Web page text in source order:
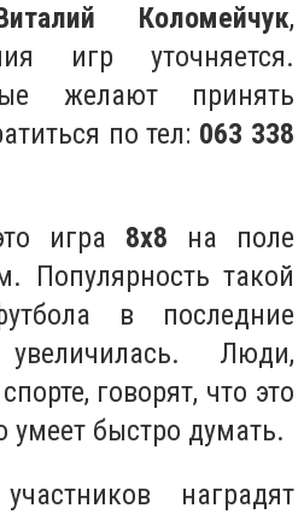
Коломейчук,
игр уточняется.
желают принять
по тел: 063 338
игра 8х8 на поле
Популярность такой
в последние
Люди,
говорят, что это
умеет быстро думать.
наградят